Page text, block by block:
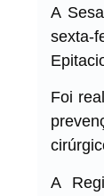
A
sexta-
Foi
A